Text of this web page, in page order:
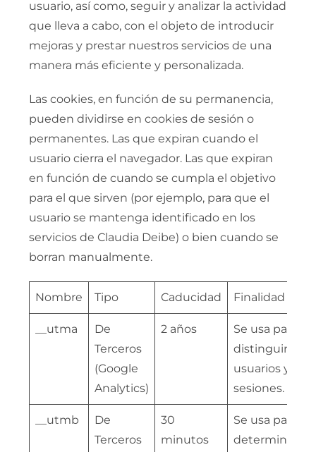
usuario, así como, seguir y analizar la actividad
que lleva a cabo, con el objeto de introducir
mejoras y prestar nuestros servicios de una
manera más eficiente y personalizada.
Las cookies, en función de su permanencia,
pueden dividirse en cookies de sesión o
permanentes. Las que expiran cuando el
usuario cierra el navegador. Las que expiran
en función de cuando se cumpla el objetivo
para el que sirven (por ejemplo, para que el
usuario se mantenga identificado en los
servicios de Claudia Deibe) o bien cuando se
borran manualmente.
Nombre Tipo Caducidad Finalidad
__utma
De
Terceros
(Google
Analytics)
2 años
Se usa para
distinguir
usuarios y
sesiones.
__utmb
De
Terceros
30
minutos
Se usa para
determinar